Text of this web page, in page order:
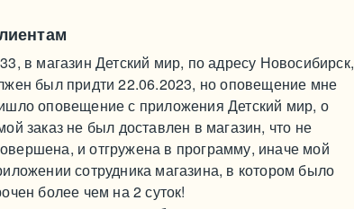
в магазин Детский мир, по адресу Новосибирск,
был придти 22.06.2023, но оповещение мне
оповещение с приложения Детский мир, о
заказ не был доставлен в магазин, что не
и отгружена в программу, иначе мой
сотрудника магазина, в котором было
более чем на 2 суток!